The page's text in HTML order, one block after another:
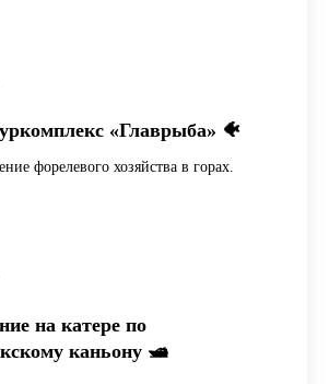
«Главрыба» 🐠
форелевого хозяйства в горах.
на катере по
каньону 🛥️